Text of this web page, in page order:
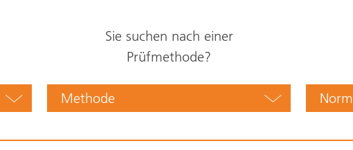
Sie suchen nach einer
Prüfmethode?
Methode Norm